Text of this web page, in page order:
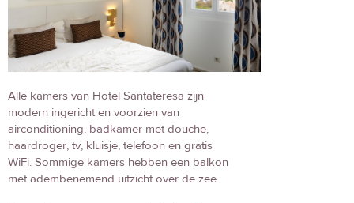
Alle kamers van Hotel Santateresa zijn
modern ingericht en voorzien van
airconditioning, badkamer met douche,
haardroger, tv, kluisje, telefoon en gratis
WiFi. Sommige kamers hebben een balkon
met adembenemend uitzicht over de zee.